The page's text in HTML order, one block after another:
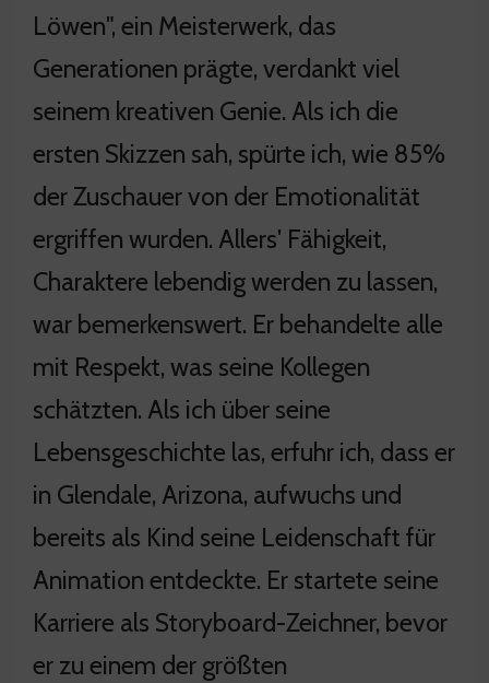
Löwen", ein Meisterwerk, das
Generationen prägte, verdankt viel
seinem kreativen Genie. Als ich die
ersten Skizzen sah, spürte ich, wie 85%
der Zuschauer von der Emotionalität
ergriffen wurden. Allers' Fähigkeit,
Charaktere lebendig werden zu lassen,
war bemerkenswert. Er behandelte alle
mit Respekt, was seine Kollegen
schätzten. Als ich über seine
Lebensgeschichte las, erfuhr ich, dass er
in Glendale, Arizona, aufwuchs und
bereits als Kind seine Leidenschaft für
Animation entdeckte. Er startete seine
Karriere als Storyboard-Zeichner, bevor
er zu einem der größten